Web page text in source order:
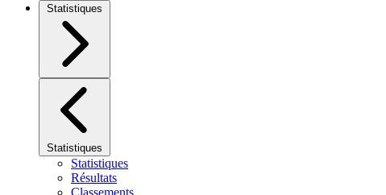
Statistiques
Statistiques
Statistiques
Résultats
Classements